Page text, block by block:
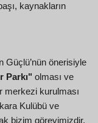
kaynakların
Güçlü’nün önerisiyle
Parkı" olması ve
merkezi kurulması
Kulübü ve
bizim görevimizdir.